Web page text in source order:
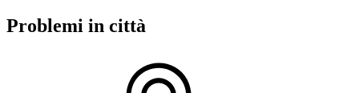
Problemi in città